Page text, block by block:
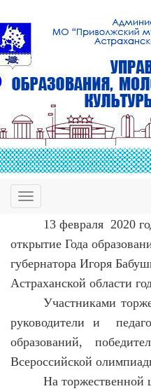
13 февраля2020
открытие Года
губернатора Игоря
Астраханской области
Участниками
руководители и
образований,
Всероссийской
На торжественной